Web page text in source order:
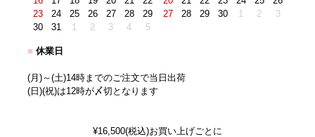
23
24 25 26 27 28
29
30
31 1 2 3 4 5
27
28 29 30 1 2 3
■ 休業日
(月)～(土)14時までのご注文で当日出荷
(日)(祝)は12時が〆切となります
¥16,500(税込)お買い上げごとに